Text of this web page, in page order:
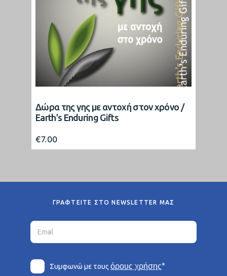
Δώρα της γης με αντοχή στον χρόνο /
Earth’s Enduring Gifts
€7.00
ΓΡΑΦΤΕΙΤΕ ΣΤΟ NEWSLETTER ΜΑΣ
Συμφωνώ με τουςόρους χρήσης*